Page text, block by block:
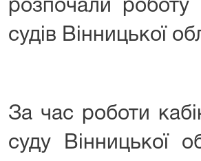
розпочали роботу
судів Вінницької
За час роботи
суду Вінницької